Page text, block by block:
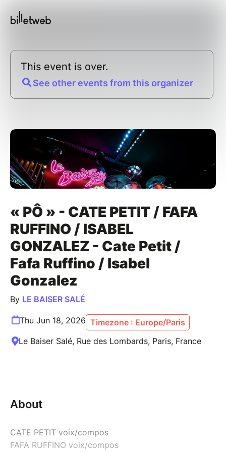
This event is over.
See other events from this organizer
« PÔ » - CATE PETIT / FAFA
RUFFINO / ISABEL
GONZALEZ - Cate Petit /
Fafa Ruffino / Isabel
Gonzalez
By LE BAISER SALÉ
Thu Jun 18, 2026 Timezone : Europe/Paris
Le Baiser Salé, Rue des Lombards, Paris, France
About
CATE PETIT voix/compos
FAFA RUFFINO voix/compos